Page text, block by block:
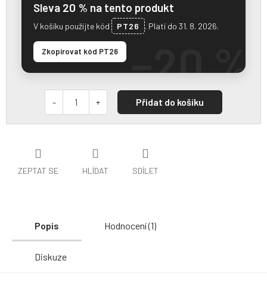
ZEPTAT SE HLÍDAT SDÍLET
Sleva 20 % na tento produkt
V košíku použijte kód PT26 . Platí do 31. 8. 2026.
Zkopírovat kód PT26 −20 %
Přidat do košíku
Popis Hodnocení (1)
Diskuze